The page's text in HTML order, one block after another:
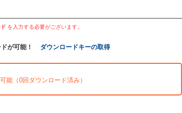
を入力する必要がございます。
が可能！ ダウンロードキーの取得
能（0回ダウンロード済み）